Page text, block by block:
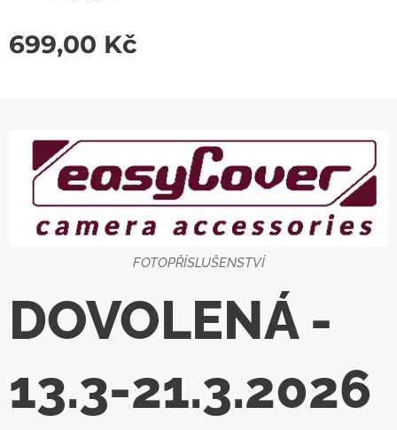
699,00 Kč
FOTOPŘÍSLUŠENSTVÍ
DOVOLENÁ -
13.3-21.3.2026